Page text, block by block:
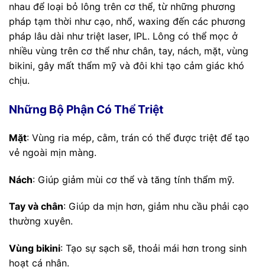
nhau để loại bỏ lông trên cơ thể, từ những phương
pháp tạm thời như cạo, nhổ, waxing đến các phương
pháp lâu dài như triệt laser, IPL. Lông có thể mọc ở
nhiều vùng trên cơ thể như chân, tay, nách, mặt, vùng
bikini, gây mất thẩm mỹ và đôi khi tạo cảm giác khó
chịu.
Những Bộ Phận Có Thể Triệt
Mặt: Vùng ria mép, cằm, trán có thể được triệt để tạo
vẻ ngoài mịn màng.
Nách: Giúp giảm mùi cơ thể và tăng tính thẩm mỹ.
Tay và chân: Giúp da mịn hơn, giảm nhu cầu phải cạo
thường xuyên.
Vùng bikini: Tạo sự sạch sẽ, thoải mái hơn trong sinh
hoạt cá nhân.